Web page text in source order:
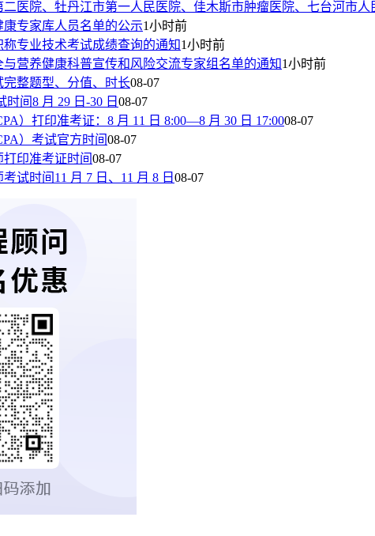
医院、牡丹江市第一人民医院、佳木斯市肿瘤医院、七台河市
专家库人员名单的公示1小时前
专业技术考试成绩查询的通知1小时前
营养健康科普宣传和风险交流专家组名单的通知1小时前
完整题型、分值、时长08-07
间8 月 29 日-30 日 08-07
）打印准考证：8 月 11 日 8:00—8 月 30 日 17:0008-07
）考试官方时间08-07
印准考证时间08-07
试时间11 月 7 日、11 月 8 日 08-07